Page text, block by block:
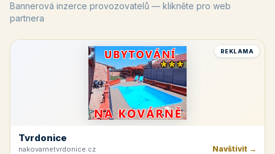
Bannerová inzerce provozovatelů — klikněte pro web
partnera
REKLAMA
Tvrdonice
nakovarnetvrdonice.cz Navštívit →